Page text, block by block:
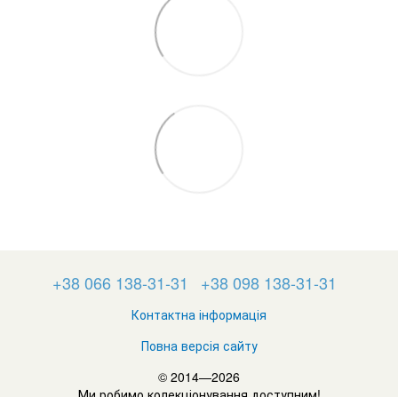
+38 066 138-31-31 +38 098 138-31-31
Контактна інформація
Повна версія сайту
© 2014—2026